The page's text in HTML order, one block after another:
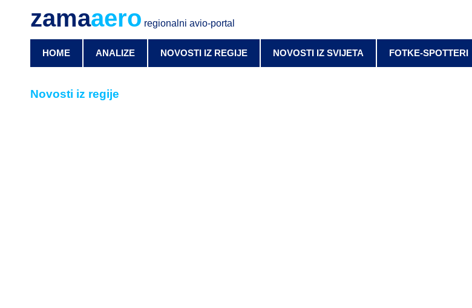
zamaaero regionalni avio-portal
HOME ANALIZE NOVOSTI IZ REGIJE NOVOSTI IZ SVIJETA FOTKE-SPOTTERI
Novosti iz regije